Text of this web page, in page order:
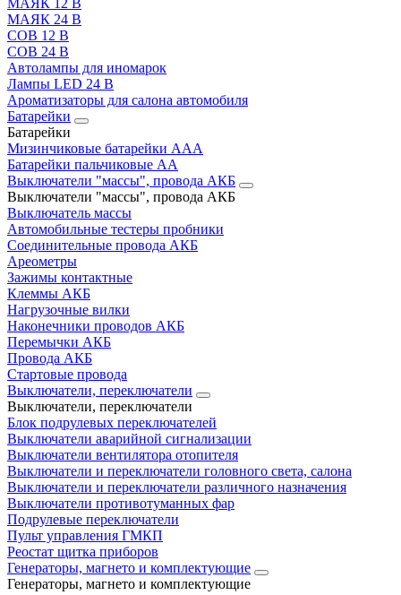
МАЯК 12 В
МАЯК 24 В
COB 12 В
COB 24 В
Автолампы для иномарок
Лампы LED 24 B
Ароматизаторы для салона автомобиля
Батарейки
Батарейки
Мизинчиковые батарейки AAA
Батарейки пальчиковые АА
Выключатели "массы", провода АКБ
Выключатели "массы", провода АКБ
Выключатель массы
Автомобильные тестеры пробники
Соединительные провода АКБ
Ареометры
Зажимы контактные
Клеммы АКБ
Нагрузочные вилки
Наконечники проводов АКБ
Перемычки АКБ
Провода АКБ
Стартовые провода
Выключатели, переключатели
Выключатели, переключатели
Блок подрулевых переключателей
Выключатели аварийной сигнализации
Выключатели вентилятора отопителя
Выключатели и переключатели головного света, салона
Выключатели и переключатели различного назначения
Выключатели противотуманных фар
Подрулевые переключатели
Пульт управления ГМКП
Реостат щитка приборов
Генераторы, магнето и комплектующие
Генераторы, магнето и комплектующие